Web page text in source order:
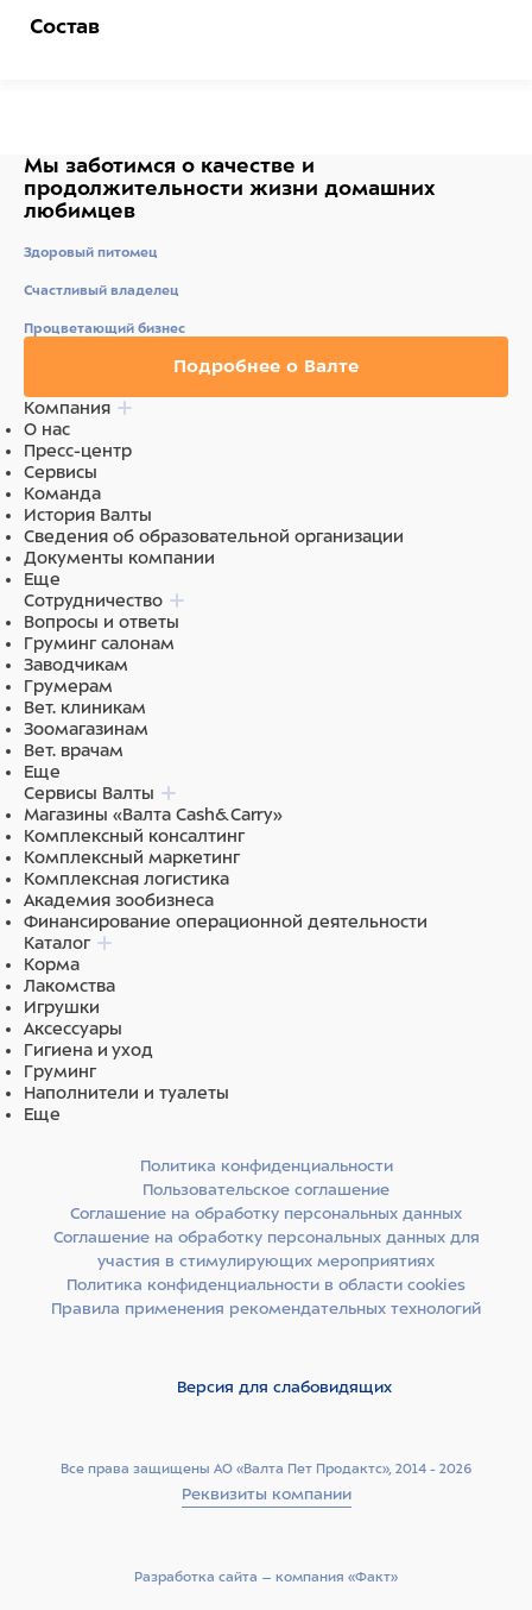
Состав
Ингредиенты
мясо и мясные субпродукты (говядина 94%),
(кармин), смесь токоферолов и экстракт розмарина.
Мы заботимся о качестве и
продолжительности жизни домашних
любимцев
Здоровый питомец
Счастливый владелец
Процветающий бизнес
Подробнее о Валте
Компания
О нас
Пресс-центр
Сервисы
Команда
История Валты
Сведения об образовательной организации
Документы компании
Еще
Сотрудничество
Вопросы и ответы
Груминг салонам
Заводчикам
Грумерам
Вет. клиникам
Зоомагазинам
Вет. врачам
Еще
Сервисы Валты
Магазины «Валта Cash&Carry»
Комплексный консалтинг
Комплексный маркетинг
Комплексная логистика
Академия зообизнеса
Финансирование операционной деятельности
Каталог
Корма
Лакомства
Игрушки
Аксессуары
Гигиена и уход
Груминг
Наполнители и туалеты
Еще
Все права защищены АО «Валта Пет Продактс», 2014 - 2026
Реквизиты компании
Политика конфиденциальности
Пользовательское соглашение
Соглашение на обработку персональных данных
Соглашение на обработку персональных данных для
участия в стимулирующих мероприятиях
Политика конфиденциальности в области cookies
Правила применения рекомендательных технологий
Версия для слабовидящих
Разработка сайта –­ компания «Факт»